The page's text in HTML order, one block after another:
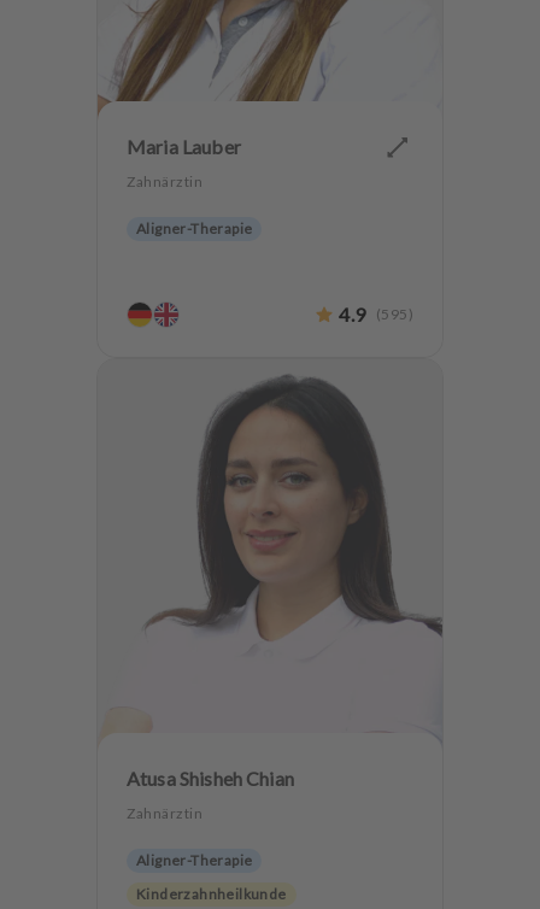
Maria Lauber
Zahnärztin
Aligner-Therapie
4.9 (595 )
Atusa Shisheh Chian
Zahnärztin
Aligner-Therapie
Kinderzahnheilkunde